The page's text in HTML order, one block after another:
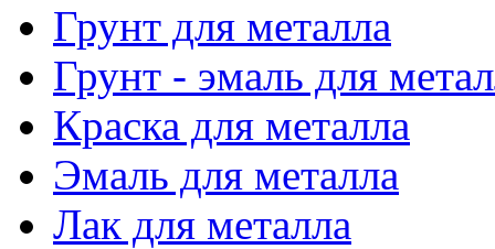
Грунт для металла
Грунт - эмаль для
Краска для металла
Эмаль для металла
Лак для металла